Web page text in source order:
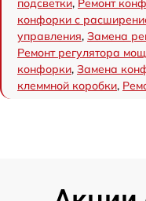
подсветки, Ремонт
конфорки с
управления, Замена
Ремонт регулятора
конфорки, Замена
клеммной коробки,